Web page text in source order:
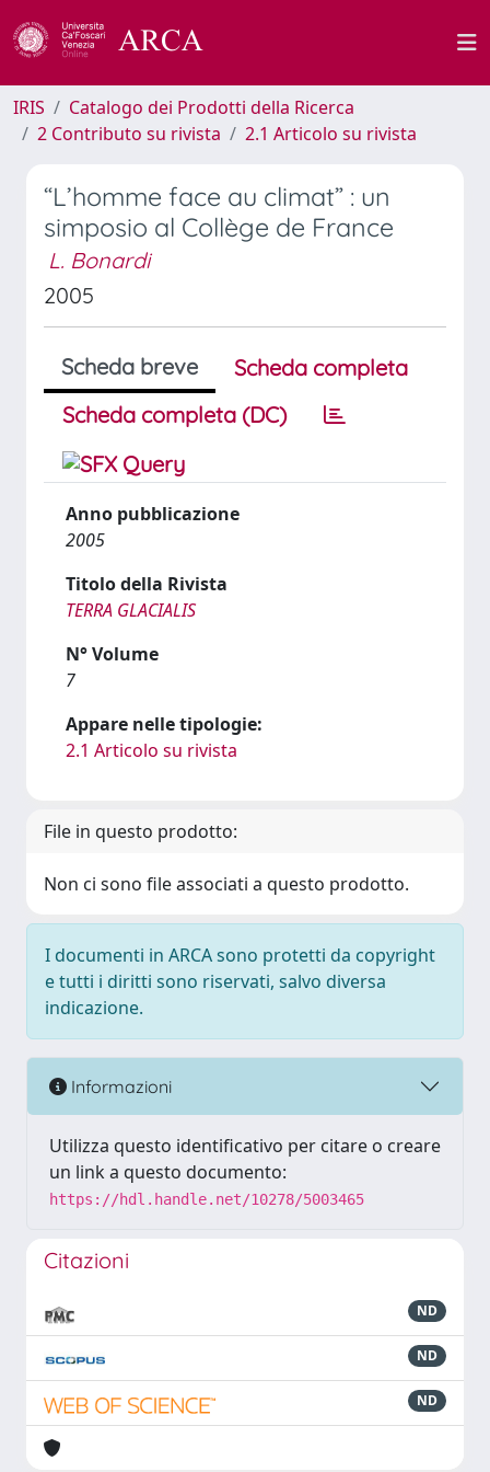
IRIS
Catalogo dei Prodotti della Ricerca
2 Contributo su rivista
2.1 Articolo su rivista
“L’homme face au climat” : un
simposio al Collège de France
L. Bonardi
2005
Scheda breve
Scheda completa
Scheda completa (DC)
Anno pubblicazione
2005
Titolo della Rivista
TERRA GLACIALIS
N° Volume
7
Appare nelle tipologie:
2.1 Articolo su rivista
File in questo prodotto:
Non ci sono file associati a questo prodotto.
I documenti in ARCA sono protetti da copyright
e tutti i diritti sono riservati, salvo diversa
indicazione.
Informazioni
Utilizza questo identificativo per citare o creare
un link a questo documento:
https://hdl.handle.net/10278/5003465
Citazioni
ND
ND
ND